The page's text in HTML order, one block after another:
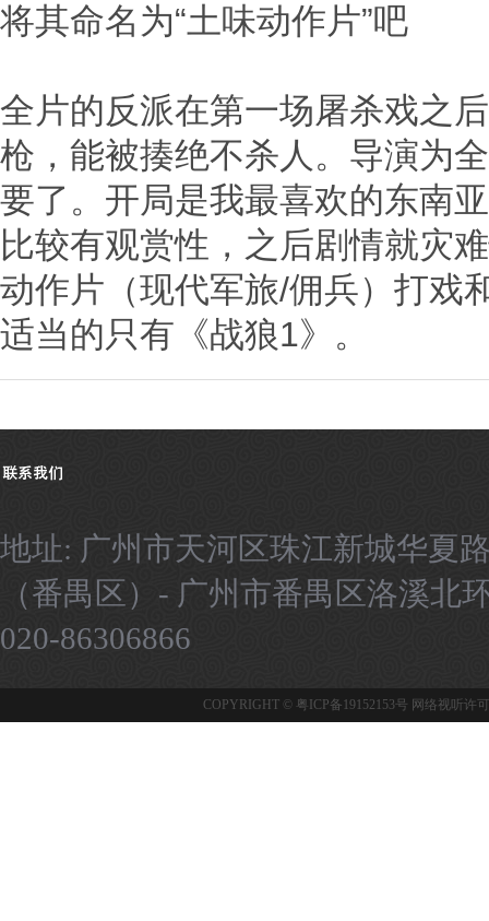
将其命名为“土味动作片”吧
全片的反派在第一场屠杀戏之
枪，能被揍绝不杀人。导演为
要了。开局是我最喜欢的东南
比较有观赏性，之后剧情就灾
动作片（现代军旅/佣兵）打戏
适当的只有《战狼1》。
地址: 广州市天河区珠江新城华
（番禺区）- 广州市番禺区洛溪
020-86306866
COPYRIGHT © 粤ICP备19152153号 网络视听许